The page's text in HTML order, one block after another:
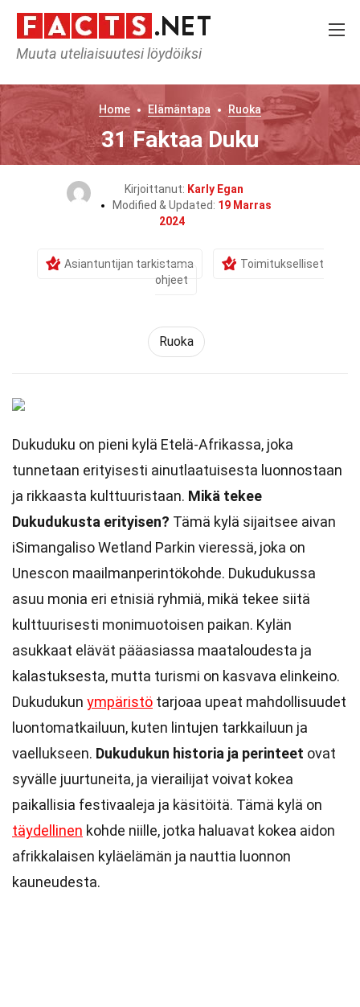
Muuta uteliaisuutesi löydöiksi
Home Elämäntapa Ruoka
31 Faktaa Duku
Kirjoittanut: Karly Egan
Modified & Updated: 19 Marras
2024
Asiantuntijan tarkistama
Toimitukselliset
ohjeet
Ruoka
Dukuduku on pieni kylä Etelä-Afrikassa, joka
tunnetaan erityisesti ainutlaatuisesta luonnostaan
ja rikkaasta kulttuuristaan. Mikä tekee
Dukudukusta erityisen? Tämä kylä sijaitsee aivan
iSimangaliso Wetland Parkin vieressä, joka on
Unescon maailmanperintökohde. Dukudukussa
asuu monia eri etnisiä ryhmiä, mikä tekee siitä
kulttuurisesti monimuotoisen paikan. Kylän
asukkaat elävät pääasiassa maataloudesta ja
kalastuksesta, mutta turismi on kasvava elinkeino.
Dukudukun ympäristö tarjoaa upeat mahdollisuudet
luontomatkailuun, kuten lintujen tarkkailuun ja
vaellukseen. Dukudukun historia ja perinteet ovat
syvälle juurtuneita, ja vierailijat voivat kokea
paikallisia festivaaleja ja käsitöitä. Tämä kylä on
täydellinen kohde niille, jotka haluavat kokea aidon
afrikkalaisen kyläelämän ja nauttia luonnon
kauneudesta.